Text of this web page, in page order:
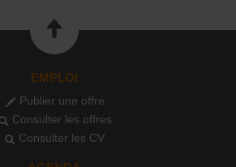
EMPLOI
Publier une offre
Consulter les offres
Consulter les CV